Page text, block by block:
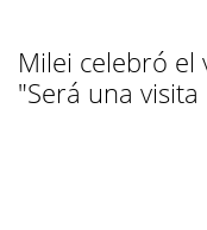
Milei celebró el
"Será una